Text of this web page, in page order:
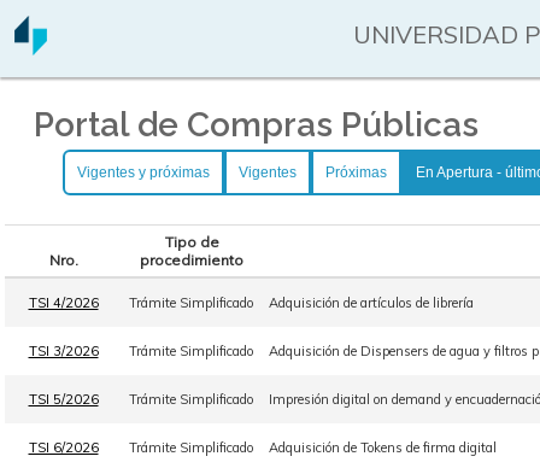
UNIVERSIDAD
Portal de Compras Públicas
Vigentes y próximas Vigentes Próximas En Apertura -
Nro.
Tipo de
procedimiento
TSI 4/2026 Trámite Simplificado Adquisición de artículos de librería
TSI 3/2026 Trámite Simplificado Adquisición de Dispensers de agua y filtros
TSI 5/2026 Trámite Simplificado Impresión digital on demand y
TSI 6/2026 Trámite Simplificado Adquisición de Tokens de firma digital